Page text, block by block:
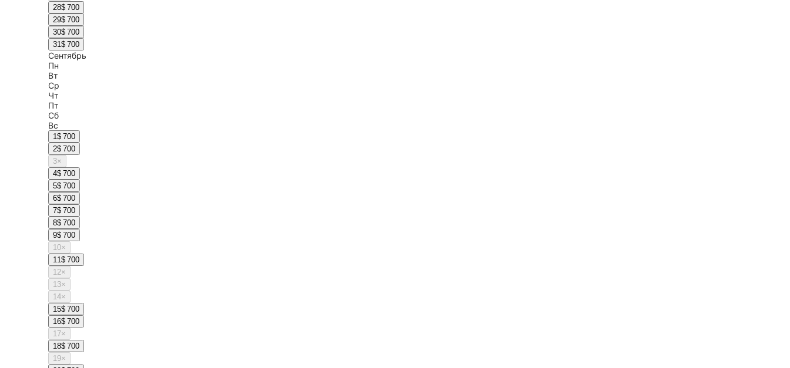
28$ 700
29$ 700
30$ 700
31$ 700
Сентябрь
Пн
Вт
Ср
Чт
Пт
Сб
Вс
1$ 700
2$ 700
3×
4$ 700
5$ 700
6$ 700
7$ 700
8$ 700
9$ 700
10×
11$ 700
12×
13×
14×
15$ 700
16$ 700
17×
18$ 700
19×